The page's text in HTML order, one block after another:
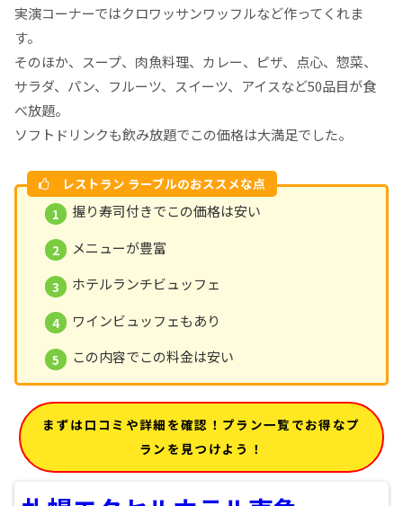
実演コーナーではクロワッサンワッフルなど作ってくれま
す。
そのほか、スープ、肉魚料理、カレー、ピザ、点心、惣菜、
サラダ、パン、フルーツ、スイーツ、アイスなど50品目が食
べ放題。
ソフトドリンクも飲み放題でこの価格は大満足でした。
レストラン ラーブルのおススメな点
握り寿司付きでこの価格は安い
メニューが豊富
ホテルランチビュッフェ
ワインビュッフェもあり
この内容でこの料金は安い
まずは口コミや詳細を確認！プラン一覧でお得なプ
ランを見つけよう！